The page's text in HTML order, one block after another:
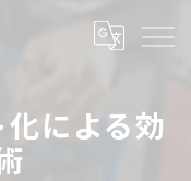
による効